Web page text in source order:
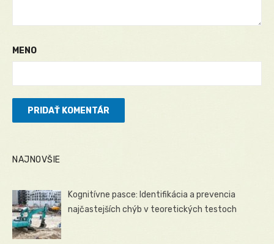
MENO
NAJNOVŠIE
Kognitívne pasce: Identifikácia a prevencia
najčastejších chýb v teoretických testoch